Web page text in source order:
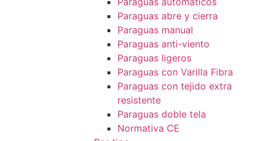
Paraguas abre y cierra
Paraguas manual
Paraguas anti-viento
Paraguas ligeros
Paraguas con Varilla Fibra
Paraguas con tejido extra
resistente
Paraguas doble tela
Normativa CE